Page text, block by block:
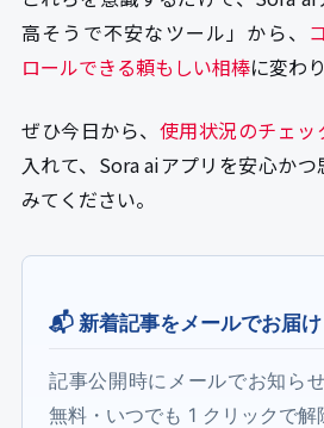
高そうで不安なツール」から、
ロールできる頼もしい相棒に変わ
ぜひ今日から、 使用状況のチェッ
入れて、Sora aiアプリを安心か
みてください。
📬 新着記事をメールでお届
記事公開時にメールでお知ら
無料・いつでも 1 クリックで解